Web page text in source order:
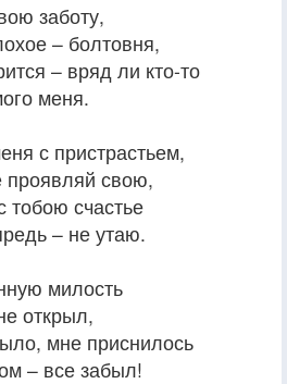
заботу,
– болтовня,
– вряд ли кто-то
меня.
с пристрастьем,
проявляй свою,
тобою счастье
– не утаю.
милость
открыл,
мне приснилось
– все забыл!